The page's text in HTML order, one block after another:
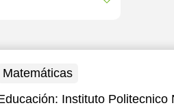
Matemáticas
Instituto Politecnico